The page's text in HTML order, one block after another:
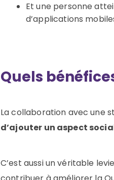
Et une personne
d’applications
Quels
La collaboration avec une
d’ajouter un aspect
C’est aussi un véritable